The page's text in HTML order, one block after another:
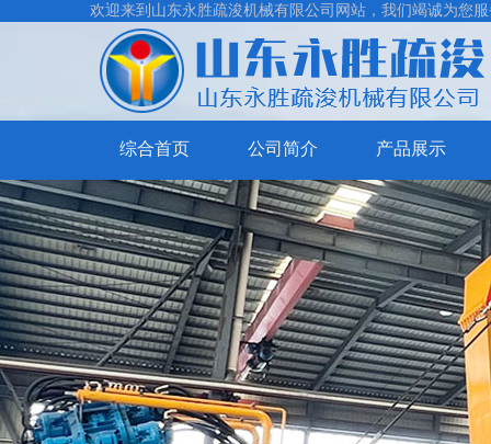
欢迎来到山东永胜疏浚机械有限公司网站，我们竭诚为您
综合首页 公司简介 产品展示
挖
泥
清
淤
船
割
草
保
洁
船
抽
沙
船
系
制
砂
洗